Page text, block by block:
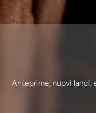
Anteprime, nuovi lanci,